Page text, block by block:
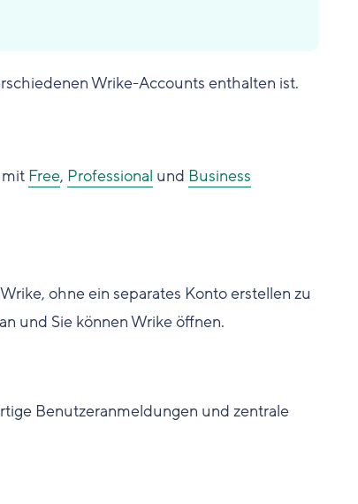
Wrike-Accounts enthalten ist.
Free, Professional und Business
ohne ein separates Konto erstellen zu
und Sie können Wrike öffnen.
Benutzeranmeldungen und zentrale